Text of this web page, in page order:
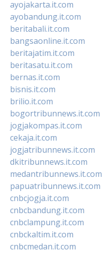
ayojakarta.it.com
ayobandung.it.com
beritabali.it.com
bangsaonline.it.com
beritajatim.it.com
beritasatu.it.com
bernas.it.com
bisnis.it.com
brilio.it.com
bogortribunnews.it.com
jogjakompas.it.com
cekaja.it.com
jogjatribunnews.it.com
dkitribunnews.it.com
medantribunnews.it.com
papuatribunnews.it.com
cnbcjogja.it.com
cnbcbandung.it.com
cnbclampung.it.com
cnbckaltim.it.com
cnbcmedan.it.com